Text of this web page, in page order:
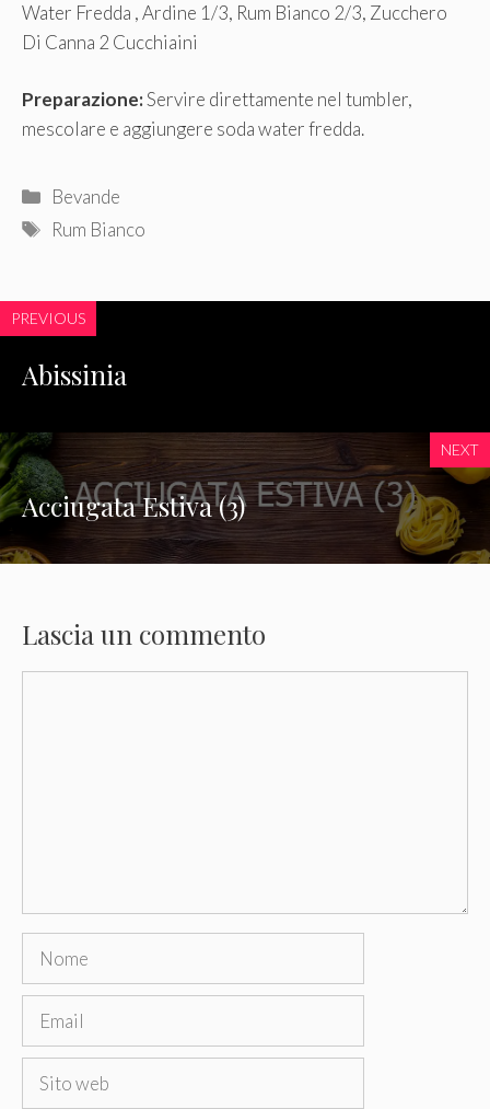
Water Fredda , Ardine 1/3, Rum Bianco 2/3, Zucchero
Di Canna 2 Cucchiaini
Preparazione:Servire direttamente nel tumbler,
mescolare e aggiungere soda water fredda.
Categorie
Bevande
Tag
Rum Bianco
PREVIOUS
Abissinia
NEXT
Acciugata Estiva (3)
Lascia un commento
Nome
Email
Sito